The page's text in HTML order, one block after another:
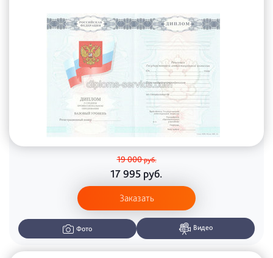
19 000руб.
17 995 руб.
Заказать
Фото Видео